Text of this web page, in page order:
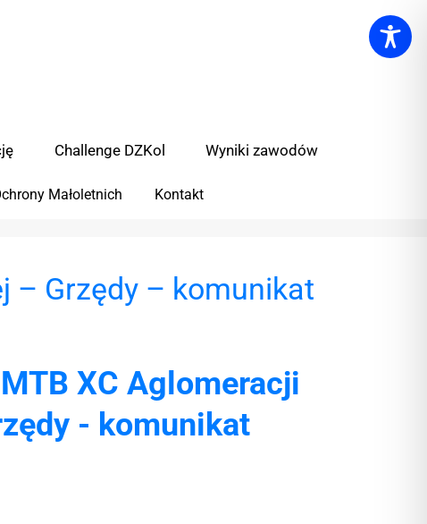
Challenge DZKol Wyniki zawodów
Małoletnich Kontakt
– Grzędy – komunikat
XC Aglomeracji
- komunikat